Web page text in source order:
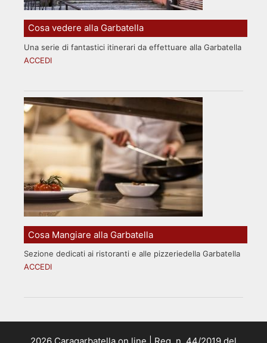
Cosa vedere alla Garbatella
Una serie di fantastici itinerari da effettuare alla Garbatella
ACCEDI
Cosa Mangiare alla Garbatella
Sezione dedicati ai ristoranti e alle pizzeriedella Garbatella
ACCEDI